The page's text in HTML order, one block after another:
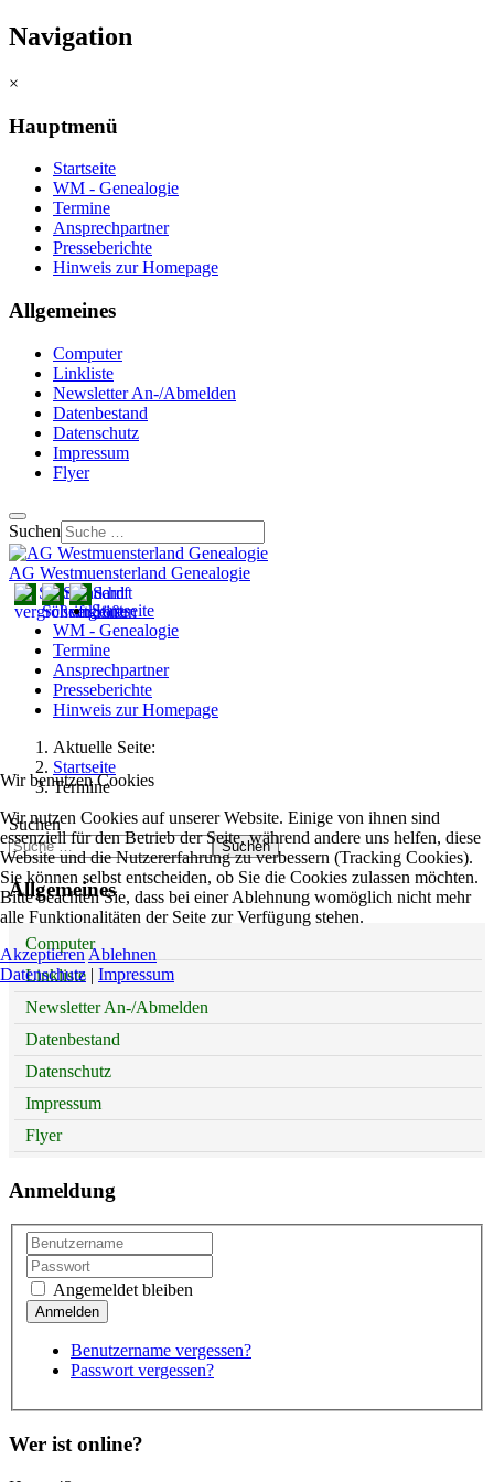
Navigation
×
Hauptmenü
Startseite
WM - Genealogie
Termine
Ansprechpartner
Presseberichte
Hinweis zur Homepage
Allgemeines
Computer
Linkliste
Newsletter An-/Abmelden
Datenbestand
Datenschutz
Impressum
Flyer
Suchen
AG Westmuensterland Genealogie
Startseite
WM - Genealogie
Termine
Ansprechpartner
Presseberichte
Hinweis zur Homepage
Aktuelle Seite:
Startseite
Termine
Suchen
Suchen
Allgemeines
Computer
Linkliste
Newsletter An-/Abmelden
Datenbestand
Datenschutz
Impressum
Flyer
Anmeldung
Angemeldet bleiben
Benutzername vergessen?
Passwort vergessen?
Wer ist online?
Wir benutzen Cookies
Wir nutzen Cookies auf unserer Website. Einige von ihnen sind
essenziell für den Betrieb der Seite, während andere uns helfen, diese
Website und die Nutzererfahrung zu verbessern (Tracking Cookies).
Sie können selbst entscheiden, ob Sie die Cookies zulassen möchten.
Bitte beachten Sie, dass bei einer Ablehnung womöglich nicht mehr
alle Funktionalitäten der Seite zur Verfügung stehen.
AkzeptierenAblehnen
Datenschutz | Impressum